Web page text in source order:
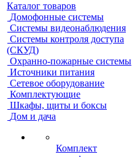
Каталог товаров
Домофонные системы
Системы видеонаблюдения
Системы контроля доступа
(СКУД)
Охранно-пожарные системы
Источники питания
Сетевое оборудование
Комплектующие
Шкафы, щиты и боксы
Дом и дача
Комплект